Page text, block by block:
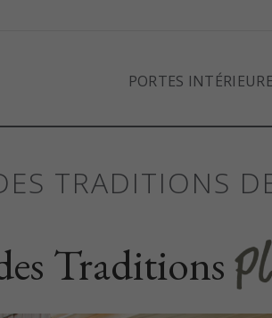
PORTES
TRADITIONS
Traditions